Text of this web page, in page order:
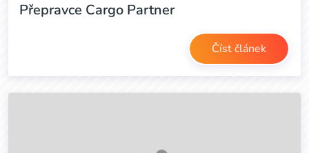
Přepravce Cargo Partner
Číst článek